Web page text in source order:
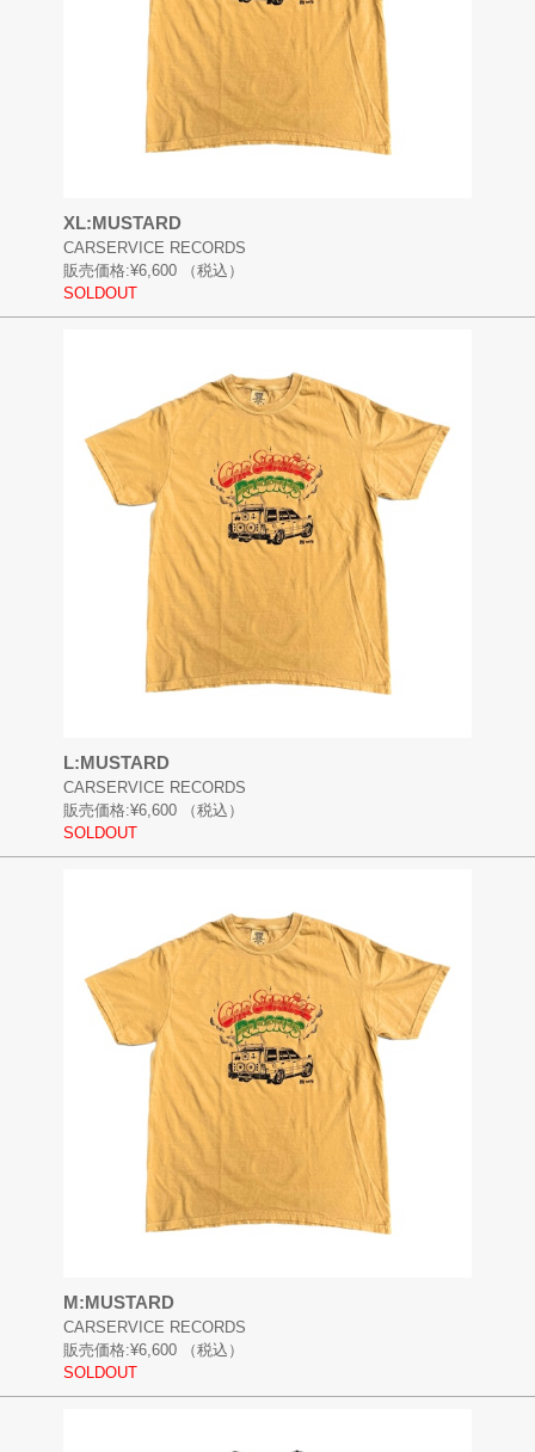
XL:MUSTARD
CARSERVICE RECORDS
販売価格:¥6,600
（税込）
SOLDOUT
L:MUSTARD
CARSERVICE RECORDS
販売価格:¥6,600
（税込）
SOLDOUT
M:MUSTARD
CARSERVICE RECORDS
販売価格:¥6,600
（税込）
SOLDOUT